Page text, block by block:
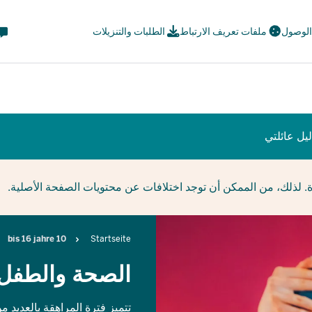
الوصول ملفات تعريف الارتباط الطلبات والتنزيلات
عائلتي
لذلك، من الممكن أن توجد اختلافات عن محتويات الصفحة الأصلية.
Breadcrumb
Startseite
10 bis 16 jahre
الصحة
تتميز فترة المراهقة